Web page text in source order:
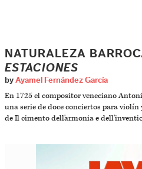
NATURALEZA
ESTACIONES
by Ayamel Fernández García
En 1725 el compositor veneciano
una serie de doce conciertos para
de Il cimento dell'armonia e